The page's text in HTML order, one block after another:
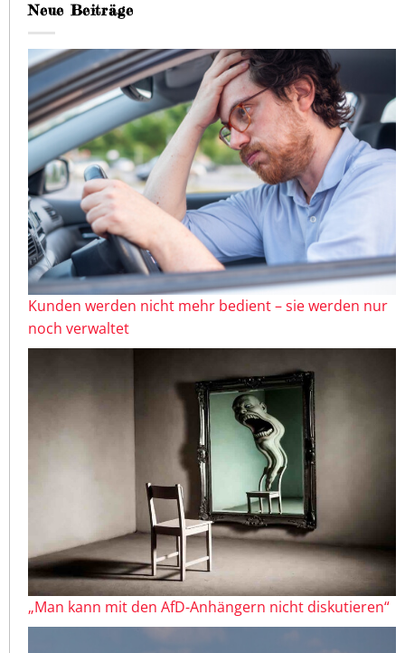
Neue Beiträge
Kunden werden nicht mehr bedient – sie werden nur
noch verwaltet
„Man kann mit den AfD-Anhängern nicht diskutieren“